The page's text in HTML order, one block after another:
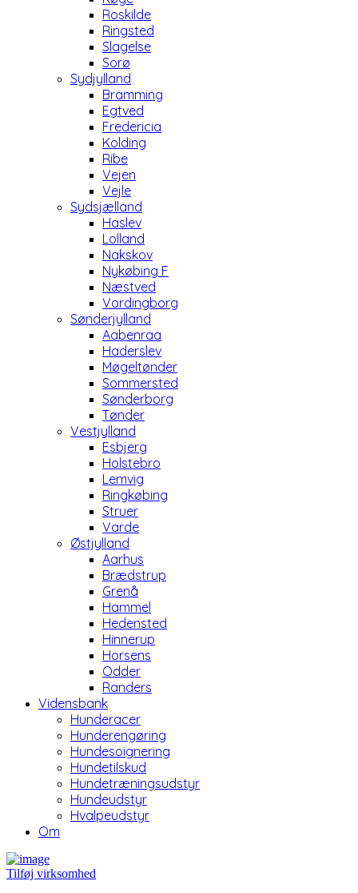
Roskilde
Ringsted
Slagelse
Sorø
Sydjylland
Bramming
Egtved
Fredericia
Kolding
Ribe
Vejen
Vejle
Sydsjælland
Haslev
Lolland
Nakskov
Nykøbing F
Næstved
Vordingborg
Sønderjylland
Aabenraa
Haderslev
Møgeltønder
Sommersted
Sønderborg
Tønder
Vestjylland
Esbjerg
Holstebro
Lemvig
Ringkøbing
Struer
Varde
Østjylland
Aarhus
Brædstrup
Grenå
Hammel
Hedensted
Hinnerup
Horsens
Odder
Randers
Vidensbank
Hunderacer
Hunderengøring
Hundesoignering
Hundetilskud
Hundetræningsudstyr
Hundeudstyr
Hvalpeudstyr
Om
Tilføj virksomhed